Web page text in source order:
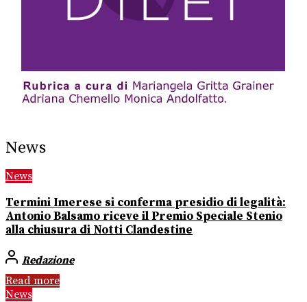
News
News
Termini Imerese si conferma presidio di legalità:
Antonio Balsamo riceve il Premio Speciale Stenio
alla chiusura di Notti Clandestine
Redazione
Read more
News